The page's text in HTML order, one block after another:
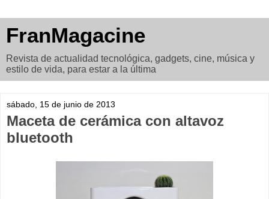
FranMagacine
Revista de actualidad tecnológica, gadgets, cine, música y
estilo de vida, para estar a la última
sábado, 15 de junio de 2013
Maceta de cerámica con altavoz
bluetooth